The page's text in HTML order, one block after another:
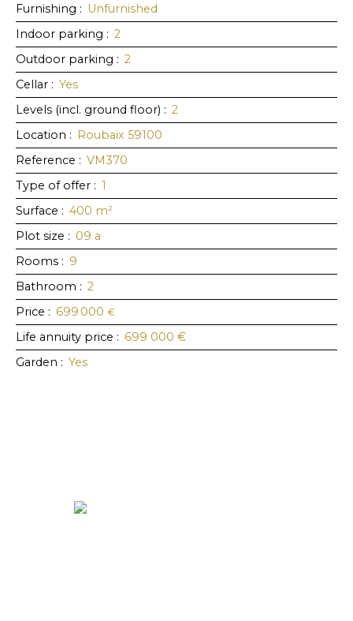
Furnishing : Unfurnished
Indoor parking : 2
Outdoor parking : 2
Cellar : Yes
Levels (incl. ground floor) : 2
Location : Roubaix 59100
Reference : VM370
Type of offer : 1
Surface : 400 m²
Plot size : 09 a
Rooms : 9
Bathroom : 2
Price : 699 000 €
Life annuity price : 699 000 €
Garden : Yes